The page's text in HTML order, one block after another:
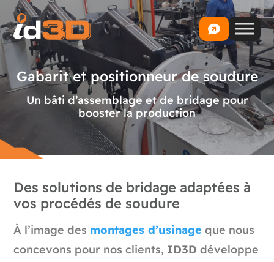
Gabarit et positionneur de soudure
Un bâti d’assemblage et de bridage pour
booster la production
Des solutions de bridage adaptées à
vos procédés de soudure
À l’image des montages d’usinage que nous
concevons pour nos clients, ID3D développe